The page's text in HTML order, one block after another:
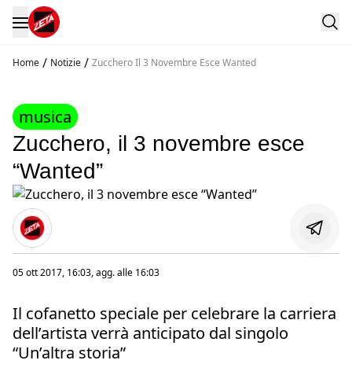
Home / Notizie / Zucchero Il 3 Novembre Esce Wanted
musica
Zucchero, il 3 novembre esce
“Wanted”
05 ott 2017, 16:03, agg. alle 16:03
Il cofanetto speciale per celebrare la carriera
dell’artista verrà anticipato dal singolo
“Un’altra storia”